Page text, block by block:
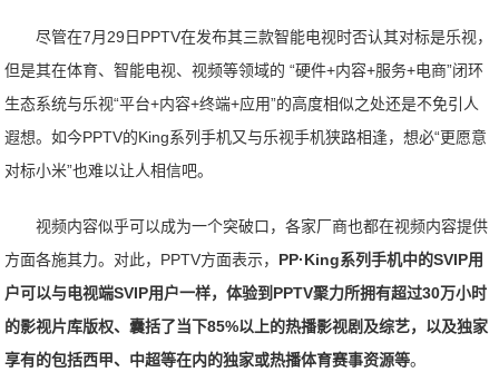
尽管在7月29日PPTV在发布其三款智能电视时否认其对标是乐视，
但是其在体育、智能电视、视频等领域的 “硬件+内容+服务+电商”闭环
生态系统与乐视“平台+内容+终端+应用”的高度相似之处还是不免引人
遐想。如今PPTV的King系列手机又与乐视手机狭路相逢，想必“更愿意
对标小米”也难以让人相信吧。
视频内容似乎可以成为一个突破口，各家厂商也都在视频内容提供
方面各施其力。对此，PPTV方面表示， PP·King系列手机中的SVIP用
户可以与电视端SVIP用户一样，体验到PPTV聚力所拥有超过30万小时
的影视片库版权、囊括了当下85%以上的热播影视剧及综艺，以及独家
享有的包括西甲、中超等在内的独家或热播体育赛事资源等。